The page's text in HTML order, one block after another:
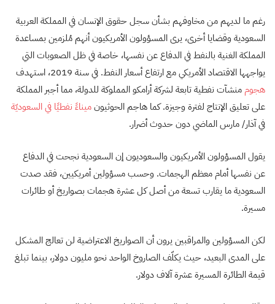
رغم ما لديهم من مخاوفهم بشأن سجل حقوق الإنسان في المملكة العربية
السعودية وقضايا أخرى، يرى المسؤولون الأمريكيون أنهم مُلزمين بمساعدة
المملكة الغنية بالنفط في الدفاع عن نفسها، خاصة في ظل الصعوبات التي
يواجهها الاقتصاد الأمريكي مع ارتفاع أسعار النفط. في سنة 2019، استهدف
هجوم منشآت نفطية تابعة لشركة أرامكو المملوكة للدولة، مما أجبر المملكة
على تعليق الإنتاج لفترة وجيزة. كما هاجم الحوثيونميناءً نفطيًا في السعوديّة
في آذار/ مارس الماضي دون حدوث أضرار.
يقول المسؤولون الأمريكيون والسعوديون إن السعودية نجحت في الدفاع
عن نفسها أمام معظم الهجمات. وحسب مسؤولين أمريكيين، فقد صدت
السعودية ما يقارب تسعة من أصل كل عشرة هجمات بصواريخ أو طائرات
مسيرة.
لكن المسؤولين والمراقبين يرون أن الصواريخ الاعتراضية لن تعالج المشكل
على المدى البعيد، حيث يكلّف الصاروخ الواحد نحو مليون دولار، بينما تبلغ
قيمة الطائرة المسيرة عشرة آلاف دولار.